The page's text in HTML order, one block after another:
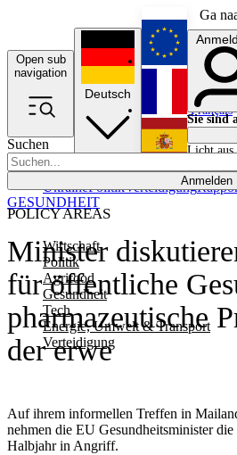
Ga
Open sub
navigation
Suchen
Anmelden
POLICY AREAS
Wirtschaft
Politik
Agrifood
Gesundheit
Tech
Energie, Umwelt & Transport
Verteidigung
UkrainePolitikVerteidigung
Deutsch
English
Français
Sie sind
Licht aus
Minister
für öffentliche
pharmazeutische
der erwe
Auf ihrem informellen Treffen in
nehmen die EU Gesundheitsminister
Halbjahr in Angriff.
GESUNDHEIT